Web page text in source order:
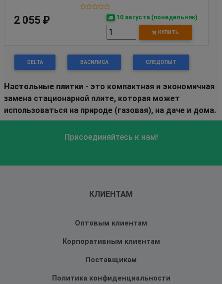
2 055 ₽ 10 августа (понедельник)
КУПИТЬ
DELTA ВАСИЛИСА СЛЕДОПЫТ
Настольные плитки - это компактная и экономичная
замена стационарной плите, которая может
использоваться на природе (газовая), на даче и дома.
Присоединяйтесь к нам!
КЛИЕНТАМ
Оптовым клиентам
Корпоративным клиентам
Поставщикам
Политика конфиденциальности